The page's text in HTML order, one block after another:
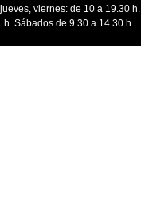
viernes: de 10 a 19.30 h.
h. Sábados de 9.30 a 14.30 h.